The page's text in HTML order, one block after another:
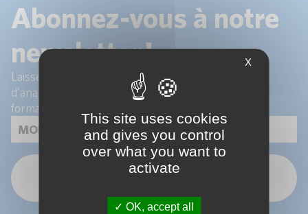
Abonnez-vous à notre
newsletter !
Laissez-nous votre email pour recevoir les articles
d'analyse de nos experts et les actualités de nos
formations.
OK
X
This site uses cookies
and gives you control
over what you want to
activate
OK, accept all